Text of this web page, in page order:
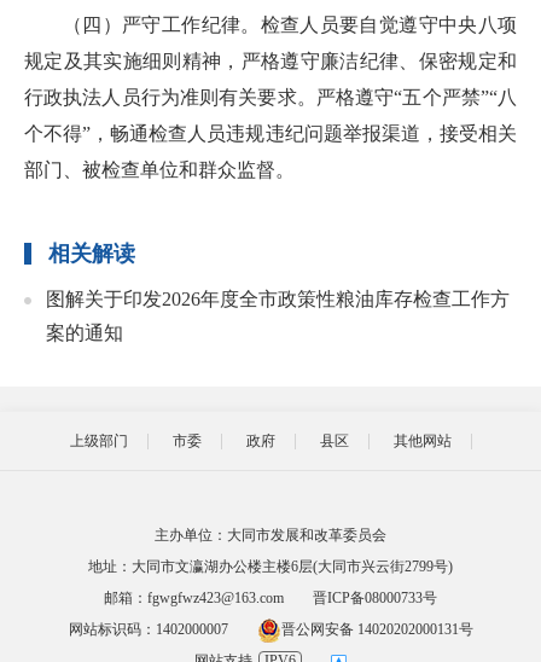
（四）严守工作纪律。检查人员要自觉遵守中央八项
规定及其实施细则精神，严格遵守廉洁纪律、保密规定和
行政执法人员行为准则有关要求。严格遵守“五个严禁”“八
个不得”，畅通检查人员违规违纪问题举报渠道，接受相关
部门、被检查单位和群众监督。
相关解读
图解关于印发2026年度全市政策性粮油库存检查工作方
案的通知
上级部门 市委 政府 县区 其他网站
主办单位：大同市发展和改革委员会
地址：大同市文瀛湖办公楼主楼6层(大同市兴云街2799号)
邮箱：fgwgfwz423@163.com
晋ICP备08000733号
网站标识码：1402000007
晋公网安备 14020202000131号